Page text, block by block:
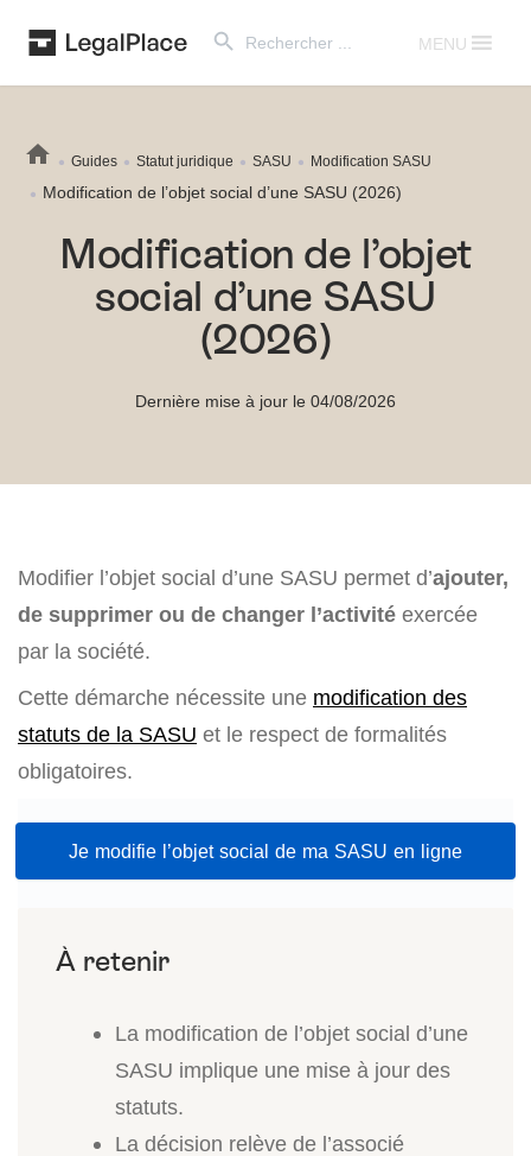
for:
MENU
Guides Statut juridique SASU Modification SASU
Modification de l’objet social d’une SASU (2026)
Modification de l’objet
social d’une SASU
(2026)
Dernière mise à jour le 04/08/2026
Modifier l’objet social d’une SASU permet d’ajouter,
de supprimer ou de changer l’activité exercée
par la société.
Cette démarche nécessite une modification des
statuts de la SASU et le respect de formalités
obligatoires.
Je modifie l’objet social de ma SASU en ligne
La modification de l’objet social d’une
SASU implique une mise à jour des
statuts.
La décision relève de l’associé